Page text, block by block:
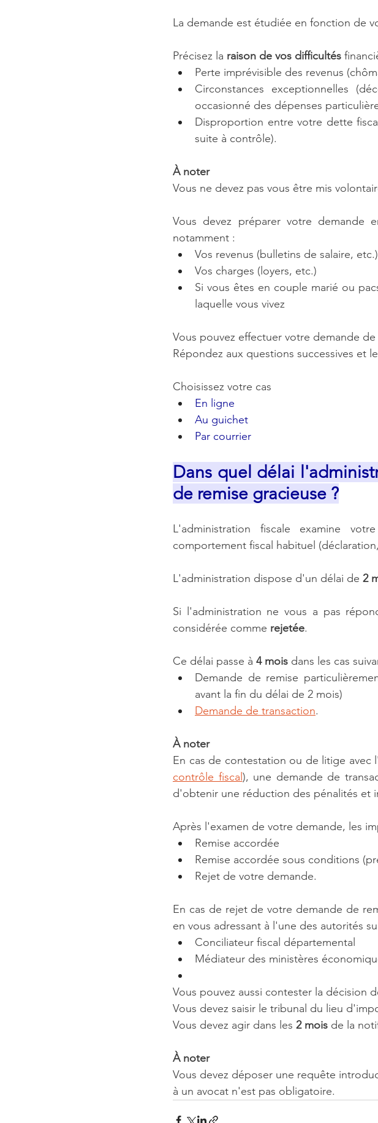
La demande est étudiée en fonction de
Précisez la raison de vos difficultés
Perte imprévisible des revenus
Circonstances exceptionnelles
occasionné des dépenses
Disproportion entre votre dette
suite à contrôle).
À noter
Vous ne devez pas vous être mis
Vous devez préparer votre demande
notamment :
Vos revenus (bulletins de salaire, etc.)
Vos charges (loyers, etc.)
Si vous êtes en couple marié ou
laquelle vous vivez
Vous pouvez effectuer votre demande
Répondez aux questions successives et
Choisissez votre cas
En ligne
Au guichet
Par courrier
Dans quel délai
de remise gracieuse ?
L'administration fiscale examine
comportement fiscal habituel
L'administration dispose d'un délai de 2
Si l'administration ne vous a pas
considérée comme rejetée.
Ce délai passe à 4 mois dans les cas
Demande de remise
avant la fin du délai de 2 mois)
Demande de transaction.
À noter
contrôle fiscal), une demande de
d'obtenir une réduction des pénalités et
Après l'examen de votre demande, les
Remise accordée
Remise accordée sous conditions
Rejet de votre demande.
En cas de rejet de votre demande de
en vous adressant à l'une des autorités
Conciliateur fiscal départemental
Médiateur des ministères
Vous pouvez aussi contester la décision
Vous devez saisir le tribunal du lieu
Vous devez agir dans les 2 mois de la
À noter
Vous devez déposer une requête
à un avocat n'est pas obligatoire.